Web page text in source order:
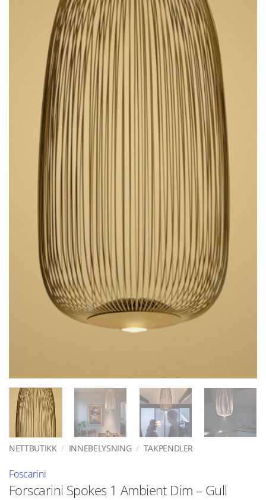
NETTBUTIKK / INNEBELYSNING / TAKPENDLER
Foscarini
Forscarini Spokes 1 Ambient Dim – Gull